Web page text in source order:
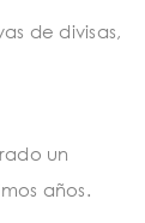
de divisas,
un
años.